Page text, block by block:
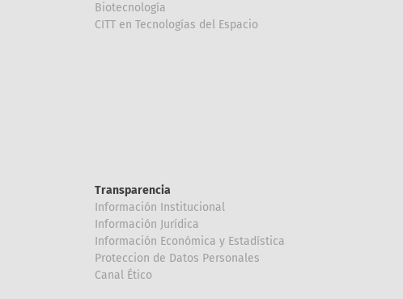
Biotecnología
CITT en Tecnologías del Espacio
Transparencia
Información Institucional
Información Jurídica
Información Económica y Estadística
Proteccion de Datos Personales
Canal Ético